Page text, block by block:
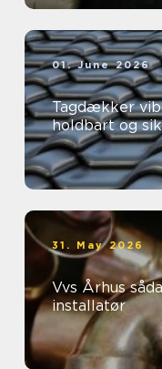
01. June 2026
Tagdækker viborg sådan
holdbart og
31. May 2026
Vvs Århus sådan vælger du den rigtige
installatør